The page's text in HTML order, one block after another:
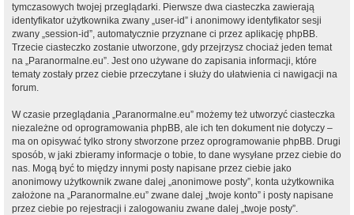
tymczasowych twojej przeglądarki. Pierwsze dwa ciasteczka zawierają
identyfikator użytkownika zwany „user-id” i anonimowy identyfikator sesji
zwany „session-id”, automatycznie przyznane ci przez aplikację phpBB.
Trzecie ciasteczko zostanie utworzone, gdy przejrzysz chociaż jeden temat
na „Paranormalne.eu”. Jest ono używane do zapisania informacji, które
tematy zostały przez ciebie przeczytane i służy do ułatwienia ci nawigacji na
forum.
W czasie przeglądania „Paranormalne.eu” możemy też utworzyć ciasteczka
niezależne od oprogramowania phpBB, ale ich ten dokument nie dotyczy –
ma on opisywać tylko strony stworzone przez oprogramowanie phpBB. Drugi
sposób, w jaki zbieramy informacje o tobie, to dane wysyłane przez ciebie do
nas. Mogą być to między innymi posty napisane przez ciebie jako
anonimowy użytkownik zwane dalej „anonimowe posty”, konta użytkownika
założone na „Paranormalne.eu” zwane dalej „twoje konto” i posty napisane
przez ciebie po rejestracji i zalogowaniu zwane dalej „twoje posty”.